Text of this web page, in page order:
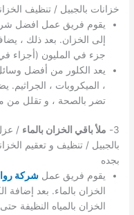
خزانات بالجبيل / تنظيف
يقوم فريق عمل افضل
جزء في المليون (أجزاء
يعد الكلور من أفضل
، الميكروبات ، الجراثيم.
تضر بالصحة ، و تقلل من
3- ملأ باقي الخزان بالماء /
بالجبيل / تنظيف و تعقيم
بجده
يقوم فريق عملشركة
الخزان بالماء. بعد إضافة
الخزان بالمياه